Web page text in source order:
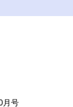
月号